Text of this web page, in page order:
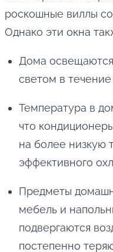
роскошные виллы
Однако эти окна
Дома
светом в течение
Температура в
что
на более низкую
эффективного
Предметы
мебель и
подвергаются
постепенно